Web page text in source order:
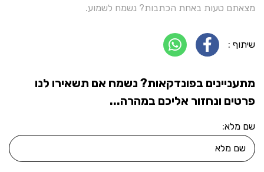
מצאתם טעות באחת הכתבות? נשמח לשמוע.
שיתוף :
מתעניינים בפונדקאות? נשמח אם תשאירו לנו
פרטים ונחזור אליכם במהרה...
שם מלא: